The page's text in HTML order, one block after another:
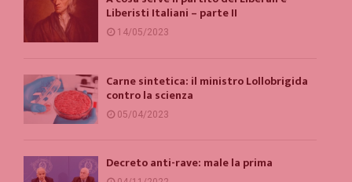
Liberisti Italiani – parte II
14/05/2023
Carne sintetica: il ministro Lollobrigida
contro la scienza
05/04/2023
Decreto anti-rave: male la prima